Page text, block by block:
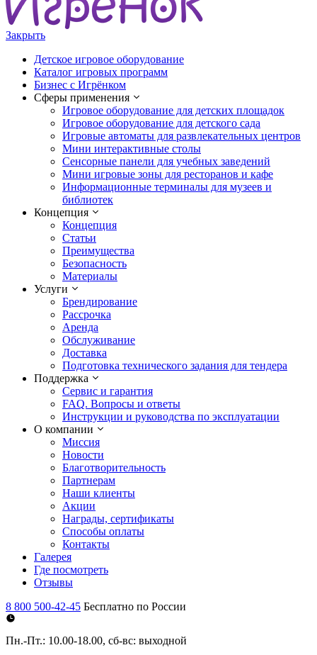
Закрыть
Детское игровое оборудование
Каталог игровых программ
Бизнес с Игрёнком
Сферы применения
Игровое оборудование для детских площадок
Игровое оборудование для детского сада
Игровые автоматы для развлекательных центров
Мини интерактивные столы
Сенсорные панели для учебных заведений
Мини игровые зоны для ресторанов и кафе
Информационные терминалы для музеев и
библиотек
Концепция
Концепция
Статьи
Преимущества
Безопасность
Материалы
Услуги
Брендирование
Рассрочка
Аренда
Обслуживание
Доставка
Подготовка технического задания для тендера
Поддержка
Сервис и гарантия
FAQ. Вопросы и ответы
Инструкции и руководства по эксплуатации
О компании
Миссия
Новости
Благотворительность
Партнерам
Наши клиенты
Акции
Награды, сертификаты
Способы оплаты
Контакты
Галерея
Где посмотреть
Отзывы
8 800 500-42-45 Бесплатно по России
Пн.-Пт.: 10.00-18.00, сб-вс: выходной